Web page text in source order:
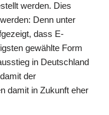
werden. Dies
Denn unter
dass E-
gewählte Form
in Deutschland
der
damit in Zukunft eher